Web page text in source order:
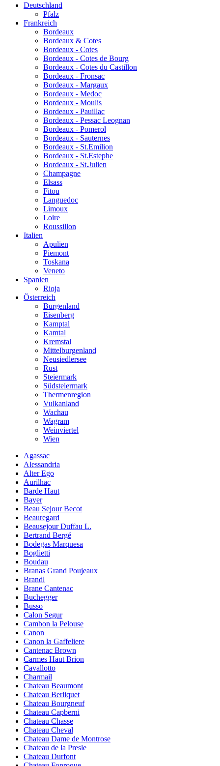
Deutschland
Pfalz
Frankreich
Bordeaux
Bordeaux & Cotes
Bordeaux - Cotes
Bordeaux - Cotes de Bourg
Bordeaux - Cotes du Castillon
Bordeaux - Fronsac
Bordeaux - Margaux
Bordeaux - Medoc
Bordeaux - Moulis
Bordeaux - Pauillac
Bordeaux - Pessac Leognan
Bordeaux - Pomerol
Bordeaux - Sauternes
Bordeaux - St.Emilion
Bordeaux - St.Estephe
Bordeaux - St.Julien
Champagne
Elsass
Fitou
Languedoc
Limoux
Loire
Roussillon
Italien
Apulien
Piemont
Toskana
Veneto
Spanien
Rioja
Österreich
Burgenland
Eisenberg
Kamptal
Kamtal
Kremstal
Mittelburgenland
Neusiedlersee
Rust
Steiermark
Südsteiermark
Thermenregion
Vulkanland
Wachau
Wagram
Weinviertel
Wien
Agassac
Alessandria
Alter Ego
Aurilhac
Barde Haut
Bayer
Beau Sejour Becot
Beauregard
Beausejour Duffau L.
Bertrand Bergé
Bodegas Marquesa
Boglietti
Boudau
Branas Grand Poujeaux
Brandl
Brane Cantenac
Buchegger
Busso
Calon Segur
Cambon la Pelouse
Canon
Canon la Gaffeliere
Cantenac Brown
Carmes Haut Brion
Cavallotto
Charmail
Chateau Beaumont
Chateau Berliquet
Chateau Bourgneuf
Chateau Capberni
Chateau Chasse
Chateau Cheval
Chateau Dame de Montrose
Chateau de la Presle
Chateau Durfont